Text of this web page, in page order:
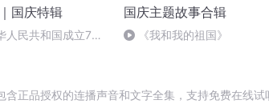
国庆特辑
人民共和国成立73
国庆主题故事合辑
《我和我的祖国》
正品授权的连播声音和文字全集，支持免费在线试